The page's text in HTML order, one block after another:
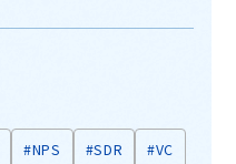
#NPS #SDR #VC